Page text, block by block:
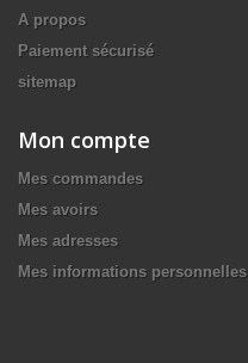
A propos
Paiement sécurisé
sitemap
Mon compte
Mes commandes
Mes avoirs
Mes adresses
Mes informations personnelles